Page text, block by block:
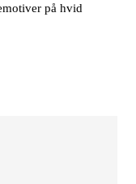
på hvid